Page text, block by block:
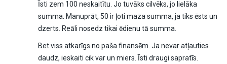
Īsti zem 100 neskaitītu. Jo tuvāks cilvēks, jo lielāka
summa. Manuprāt, 50 ir ļoti maza summa, ja tiks ēsts un
dzerts. Reāli nosedz tikai ēdienu tā summa.
Bet viss atkarīgs no paša finansēm. Ja nevar atļauties
daudz, ieskaiti cik var un miers. Īsti draugi sapratīs.